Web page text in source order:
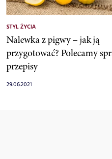
STYL ŻYCIA
Nalewka z pigwy – jak ją
przygotować? Polecamy
przepisy
29.06.2021